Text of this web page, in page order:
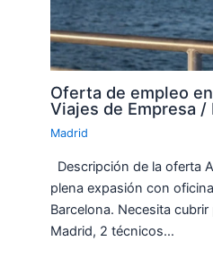
Oferta de empleo
Viajes de Empresa /
Madrid
Descripción de la oferta
plena expasión con
Barcelona. Necesita
Madrid, 2 técnicos…